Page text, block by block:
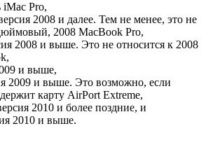
Pro,
2008 и далее. Тем не менее, это не
2008 MacBook Pro,
2008 и выше. Это не относится к 2008
и выше,
2009 и выше. Это возможно, если
карту AirPort Extreme,
2010 и более поздние, и
2010 и выше.